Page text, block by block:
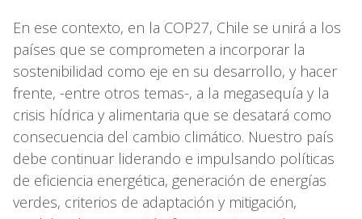
En ese contexto, en la COP27, Chile se unirá a los
países que se comprometen a incorporar la
sostenibilidad como eje en su desarrollo, y hacer
frente, -entre otros temas-, a la megasequía y la
crisis hídrica y alimentaria que se desatará como
consecuencia del cambio climático. Nuestro país
debe continuar liderando e impulsando políticas
de eficiencia energética, generación de energías
verdes, criterios de adaptación y mitigación,